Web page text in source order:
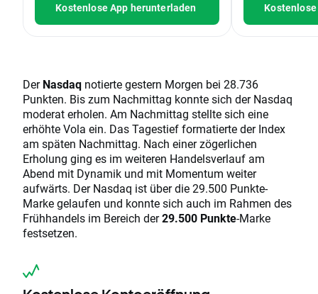
Kostenlose App herunterladen
DerNasdaq notierte gestern Morgen bei 28.736
Punkten. Bis zum Nachmittag konnte sich der Nasdaq
moderat erholen. Am Nachmittag stellte sich eine
erhöhte Vola ein. Das Tagestief formatierte der Index
am späten Nachmittag. Nach einer zögerlichen
Erholung ging es im weiteren Handelsverlauf am
Abend mit Dynamik und mit Momentum weiter
aufwärts. Der Nasdaq ist über die 29.500 Punkte-
Marke gelaufen und konnte sich auch im Rahmen des
Frühhandels im Bereich der29.500 Punkte-Marke
festsetzen.